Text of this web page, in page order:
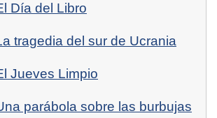
Día del Libro
tragedia del sur de Ucrania
Jueves Limpio
parábola sobre las burbujas